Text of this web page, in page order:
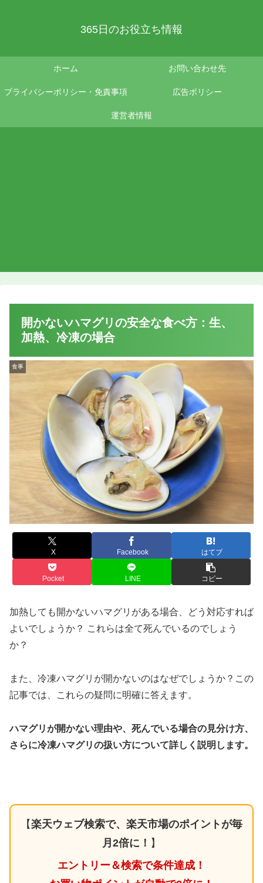
365日のお役立ち情報
ホーム お問い合わせ先
プライバシーポリシー・免責事項 広告ポリシー
運営者情報
開かないハマグリの安全な食べ方：生、
加熱、冷凍の場合
食事
X Facebook はてブ
Pocket LINE コピー
加熱しても開かないハマグリがある場合、どう対応すれば
よいでしょうか？ これらは全て死んでいるのでしょう
か？
また、冷凍ハマグリが開かないのはなぜでしょうか？この
記事では、これらの疑問に明確に答えます。
ハマグリが開かない理由や、死んでいる場合の見分け方、
さらに冷凍ハマグリの扱い方について詳しく説明します。
【楽天ウェブ検索で、楽天市場のポイントが毎
月2倍に！ 】
エントリー＆検索で条件達成！